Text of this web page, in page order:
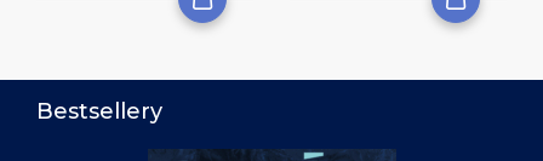
Bestsellery